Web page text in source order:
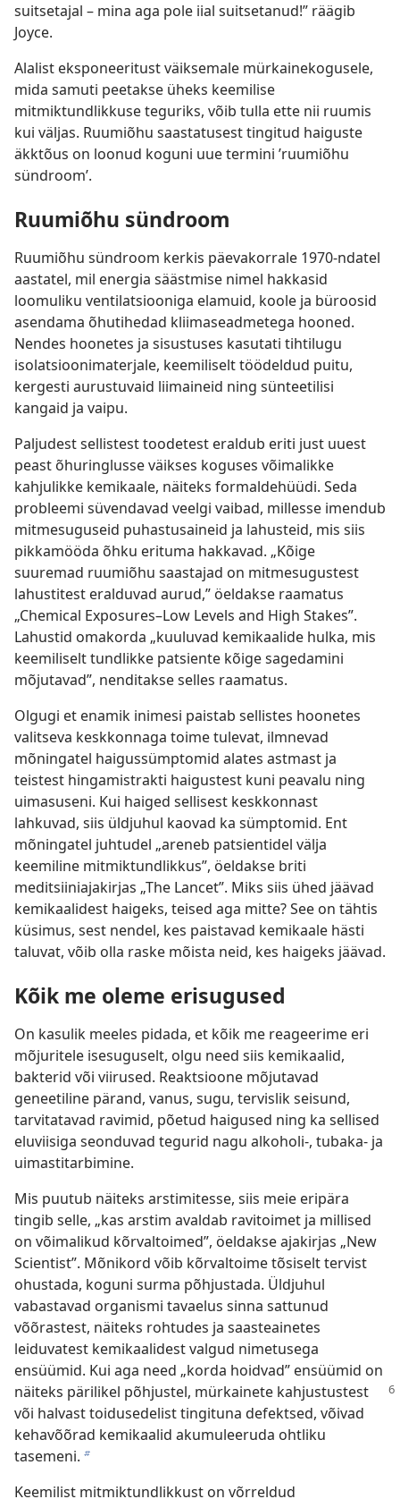
suitsetajal – mina aga pole iial suitsetanud!” räägib
Joyce.
Alalist eksponeeritust väiksemale mürkainekogusele,
mida samuti peetakse üheks keemilise
mitmiktundlikkuse teguriks, võib tulla ette nii ruumis
kui väljas. Ruumiõhu saastatusest tingitud haiguste
äkktõus on loonud koguni uue termini ’ruumiõhu
sündroom’.
Ruumiõhu sündroom
Ruumiõhu sündroom kerkis päevakorrale 1970-ndatel
aastatel, mil energia säästmise nimel hakkasid
loomuliku ventilatsiooniga elamuid, koole ja büroosid
asendama õhutihedad kliimaseadmetega hooned.
Nendes hoonetes ja sisustuses kasutati tihtilugu
isolatsioonimaterjale, keemiliselt töödeldud puitu,
kergesti aurustuvaid liimaineid ning sünteetilisi
kangaid ja vaipu.
Paljudest sellistest toodetest eraldub eriti just uuest
peast õhuringlusse väikses koguses võimalikke
kahjulikke kemikaale, näiteks formaldehüüdi. Seda
probleemi süvendavad veelgi vaibad, millesse imendub
mitmesuguseid puhastusaineid ja lahusteid, mis siis
pikkamööda õhku erituma hakkavad. „Kõige
suuremad ruumiõhu saastajad on mitmesugustest
lahustitest eralduvad aurud,” öeldakse raamatus
„Chemical Exposures–Low Levels and High Stakes”.
Lahustid omakorda „kuuluvad kemikaalide hulka, mis
keemiliselt tundlikke patsiente kõige sagedamini
mõjutavad”, nenditakse selles raamatus.
Olgugi et enamik inimesi paistab sellistes hoonetes
valitseva keskkonnaga toime tulevat, ilmnevad
mõningatel haigussümptomid alates astmast ja
teistest hingamistrakti haigustest kuni peavalu ning
uimasuseni. Kui haiged sellisest keskkonnast
lahkuvad, siis üldjuhul kaovad ka sümptomid. Ent
mõningatel juhtudel „areneb patsientidel välja
keemiline mitmiktundlikkus”, öeldakse briti
meditsiiniajakirjas „The Lancet”. Miks siis ühed jäävad
kemikaalidest haigeks, teised aga mitte? See on tähtis
küsimus, sest nendel, kes paistavad kemikaale hästi
taluvat, võib olla raske mõista neid, kes haigeks jäävad.
Kõik me oleme erisugused
On kasulik meeles pidada, et kõik me reageerime eri
mõjuritele isesuguselt, olgu need siis kemikaalid,
bakterid või viirused. Reaktsioone mõjutavad
geneetiline pärand, vanus, sugu, tervislik seisund,
tarvitatavad ravimid, põetud haigused ning ka sellised
eluviisiga seonduvad tegurid nagu alkoholi-, tubaka- ja
uimastitarbimine.
Mis puutub näiteks arstimitesse, siis meie eripära
tingib selle, „kas arstim avaldab ravitoimet ja millised
on võimalikud kõrvaltoimed”, öeldakse ajakirjas „New
Scientist”. Mõnikord võib kõrvaltoime tõsiselt tervist
ohustada, koguni surma põhjustada. Üldjuhul
vabastavad organismi tavaelus sinna sattunud
võõrastest, näiteks rohtudes ja saasteainetes
leiduvatest kemikaalidest valgud nimetusega
ensüümid. Kui aga need „korda hoidvad” ensüümid on
näiteks pärilikel põhjustel, mürkainete kahjustustest
või halvast toidusedelist tingituna defektsed, võivad
kehavõõrad kemikaalid akumuleeruda ohtliku
tasemeni. b
Keemilist mitmiktundlikkust on võrreldud